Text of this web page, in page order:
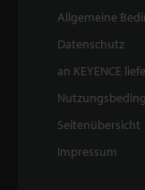
Allgemeine
Datenschutz
an KEYENCE
Seitenübersicht
Impressum